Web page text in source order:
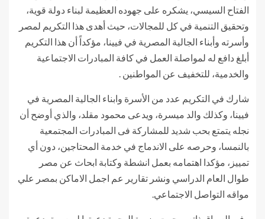
الفتاح السيسي، يشكره على جهوده العظيمة لبناء دولة قوية،
وتحقيق التنمية في كل للمجالات، حيث أهدى هذا التكريم لمصر
وأسرته وأبناء الجالية المصرية في فيينا، مؤكداً أن هذا التكريم
أبلغ دافع له لمواصلة العمل في كافة المبادرات الاجتماعية
والخدمية، للتخفيف عن المواطنين .
شارك في التكريم عدد من الأسرة وابناء الجالية المصرية في
فيينا، وكذلك والد ميسرة، ويدعى محمود مقلد، والذي أوضح أن
نجله يتمتع بحب شديد للمشاركة فى المبادرات المجتمعية
بالنمسا، وحرصه على الاندماج في خدمة المحتاجين، دون أي
تمييز، مؤكدا اهتمامه بعمل انشطة وكتابة ابحاث عن مصر
طوال العام الدراسي ونشر تقارير عم اجمل الاماكن بمصر علي
مواقه التواصل الاجتماعي.